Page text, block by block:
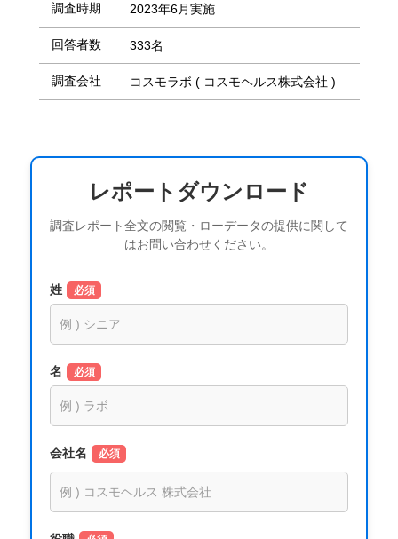
調査時期 2023年6月実施
回答者数 333名
調査会社 コスモラボ ( コスモヘルス株式会社 )
レポートダウンロード
調査レポート全文の閲覧・ローデータの提供に関して
はお問い合わせください。
姓 必須
名 必須
会社名 必須